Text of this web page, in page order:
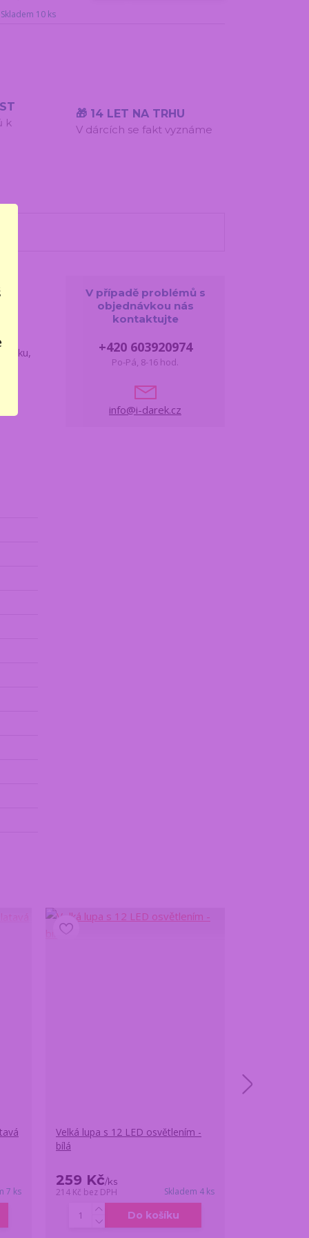
Skladem 10 ks
k
🎁 14 LET NA TRHU
V dárcích se fakt vyznáme
V případě problémů s
objednávkou nás
kontaktujte
+420 603920974
Po-Pá, 8-16 hod.
info@i-darek.cz
7 ks
Velká lupa s 12 LED osvětlením -
bílá
259 Kč/ks
214 Kč bez DPH Skladem 4 ks
Do košíku